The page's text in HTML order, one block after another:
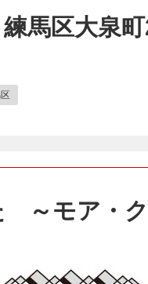
馬区大泉
～モア・